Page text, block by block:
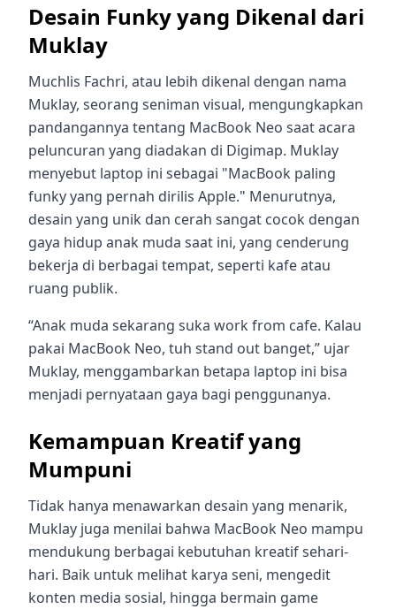
Desain Funky yang Dikenal dari
Muklay
Muchlis Fachri, atau lebih dikenal dengan nama
Muklay, seorang seniman visual, mengungkapkan
pandangannya tentang MacBook Neo saat acara
peluncuran yang diadakan di Digimap. Muklay
menyebut laptop ini sebagai "MacBook paling
funky yang pernah dirilis Apple." Menurutnya,
desain yang unik dan cerah sangat cocok dengan
gaya hidup anak muda saat ini, yang cenderung
bekerja di berbagai tempat, seperti kafe atau
ruang publik.
“Anak muda sekarang suka work from cafe. Kalau
pakai MacBook Neo, tuh stand out banget,” ujar
Muklay, menggambarkan betapa laptop ini bisa
menjadi pernyataan gaya bagi penggunanya.
Kemampuan Kreatif yang
Mumpuni
Tidak hanya menawarkan desain yang menarik,
Muklay juga menilai bahwa MacBook Neo mampu
mendukung berbagai kebutuhan kreatif sehari-
hari. Baik untuk melihat karya seni, mengedit
konten media sosial, hingga bermain game